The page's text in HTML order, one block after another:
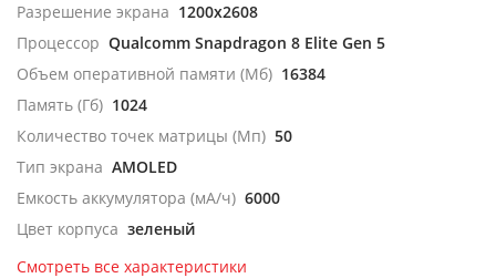
Разрешение экрана 1200x2608
Процессор Qualcomm Snapdragon 8 Elite Gen 5
Объем оперативной памяти (Мб) 16384
Память (Гб) 1024
Количество точек матрицы (Мп) 50
Тип экрана AMOLED
Емкость аккумулятора (мА/ч) 6000
Цвет корпуса зеленый
Смотреть все характеристики